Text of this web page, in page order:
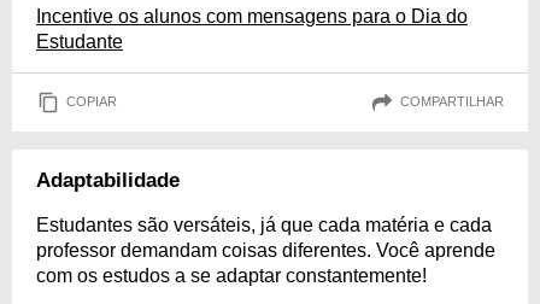
Incentive os alunos com mensagens para o Dia do
Estudante
COPIAR COMPARTILHAR
Adaptabilidade
Estudantes são versáteis, já que cada matéria e cada
professor demandam coisas diferentes. Você aprende
com os estudos a se adaptar constantemente!